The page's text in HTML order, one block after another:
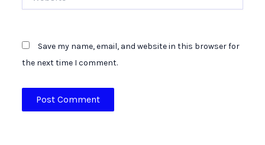
Save my name, email, and website in this browser for
the next time I comment.